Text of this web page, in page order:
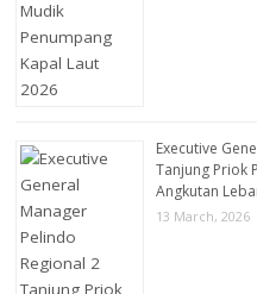
Executive
Tanjung Priok
Angkutan
13 March, 2026